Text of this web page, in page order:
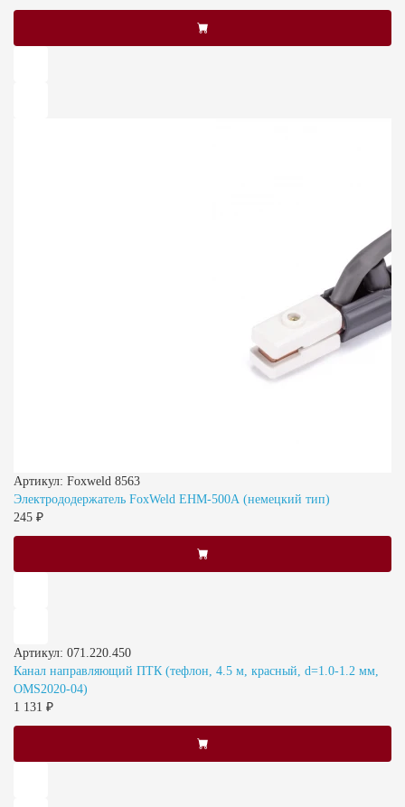
Артикул: Foxweld 8563
Электрододержатель FoxWeld EHM-500А (немецкий тип)
245 ₽
Артикул: 071.220.450
Канал направляющий ПТК (тефлон, 4.5 м, красный, d=1.0-1.2 мм,
OMS2020-04)
1 131 ₽